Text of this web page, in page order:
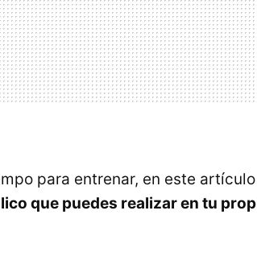
para entrenar, en este
que puedes realizar en tu